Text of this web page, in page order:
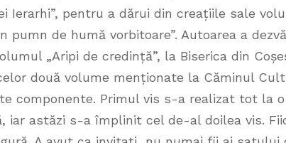
Ierarhi”, pentru a dărui din creațiile sale
pumn de humă vorbitoare”. Autoarea a
„Aripi de credință”, la Biserica din
două volume menționate la Căminul
componente. Primul vis s-a realizat tot la
iar astăzi s-a împlinit cel de-al doilea vis.